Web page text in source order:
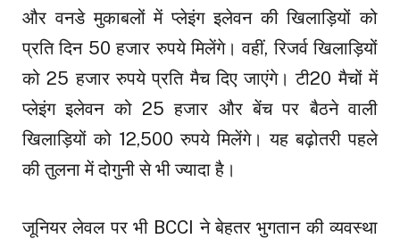
और वनडे मुकाबलों में प्लेइंग इलेवन की खिलाड़ियों को
प्रति दिन 50 हजार रुपये मिलेंगे। वहीं, रिजर्व खिलाड़ियों
को 25 हजार रुपये प्रति मैच दिए जाएंगे। टी20 मैचों में
प्लेइंग इलेवन को 25 हजार और बेंच पर बैठने वाली
खिलाड़ियों को 12,500 रुपये मिलेंगे। यह बढ़ोतरी पहले
की तुलना में दोगुनी से भी ज्यादा है।
जूनियर लेवल पर भी BCCI ने बेहतर भुगतान की व्यवस्था